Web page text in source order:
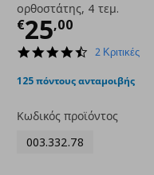
oρθοστάτης, 4 τεμ.
€25,00
Τρέχουσα
4.5
rating
2 Κριτικές
125 πόντους ανταμοιβής
Κωδικός προϊόντος
003.332.78